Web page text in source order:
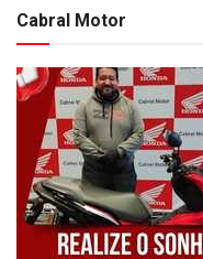
Cabral Motor